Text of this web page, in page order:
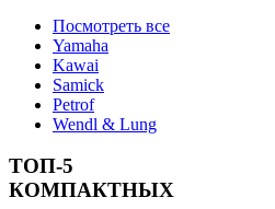
Посмотреть все
Yamaha
Kawai
Samick
Petrof
Wendl & Lung
ТОП-5
КОМПАКТНЫХ